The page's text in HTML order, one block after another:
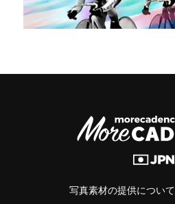
写真素材の提供について